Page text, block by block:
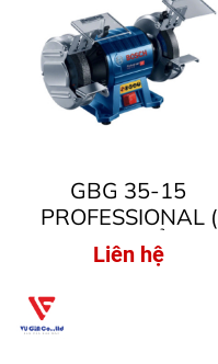
GBG 35-15
PROFESSIONAL (
MÁY MÀI ĐỂ BÀN
HAI ĐÁ )
Liên hệ